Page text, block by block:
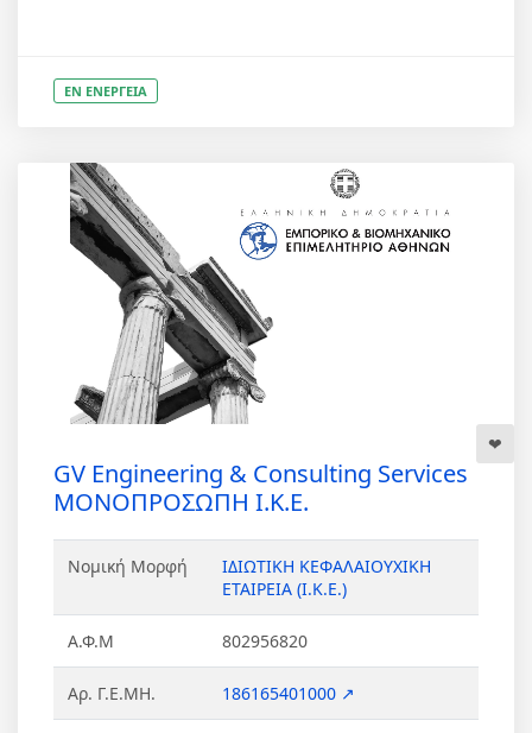
ΕΝ ΕΝΕΡΓΕΙΑ
GV Engineering & Consulting Services
ΜΟΝΟΠΡΟΣΩΠΗ Ι.Κ.Ε.
Νομική Μορφή
ΙΔΙΩΤΙΚΗ ΚΕΦΑΛΑΙΟΥΧΙΚΗ
ΕΤΑΙΡΕΙΑ (Ι.Κ.Ε.)
Α.Φ.Μ 802956820
Αρ. Γ.Ε.ΜΗ. 186165401000 ↗